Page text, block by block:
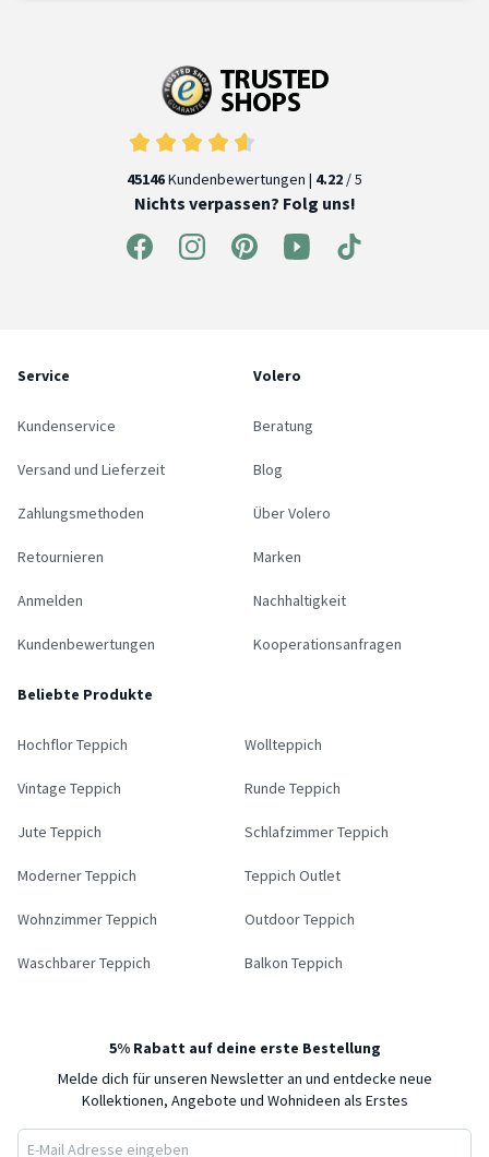
45146Kundenbewertungen | 4.22 / 5
Nichts verpassen? Folg uns!
Service
Kundenservice
Versand und Lieferzeit
Zahlungsmethoden
Retournieren
Anmelden
Kundenbewertungen
Volero
Beratung
Blog
Über Volero
Marken
Nachhaltigkeit
Kooperationsanfragen
Beliebte Produkte
Hochflor Teppich Wollteppich
Vintage Teppich Runde Teppich
Jute Teppich Schlafzimmer Teppich
Moderner Teppich Teppich Outlet
Wohnzimmer Teppich Outdoor Teppich
Waschbarer Teppich Balkon Teppich
5% Rabatt auf deine erste Bestellung
Melde dich für unseren Newsletter an und entdecke neue
Kollektionen, Angebote und Wohnideen als Erstes